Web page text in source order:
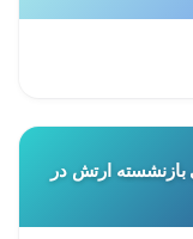
ارتش در